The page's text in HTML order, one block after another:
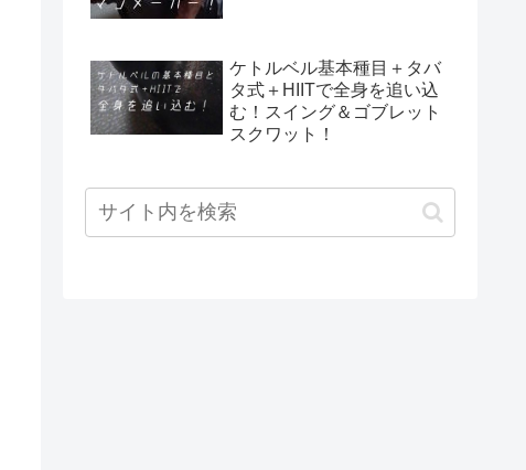
ケトルベル基本種目＋タバ
タ式＋HIITで全身を追い込
む！スイング＆ゴブレット
スクワット！